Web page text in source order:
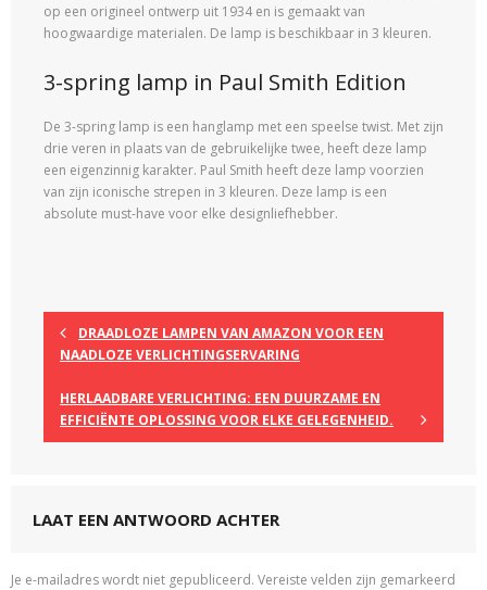
op een origineel ontwerp uit 1934 en is gemaakt van
hoogwaardige materialen. De lamp is beschikbaar in 3 kleuren.
3-spring lamp in Paul Smith Edition
De 3-spring lamp is een hanglamp met een speelse twist. Met zijn
drie veren in plaats van de gebruikelijke twee, heeft deze lamp
een eigenzinnig karakter. Paul Smith heeft deze lamp voorzien
van zijn iconische strepen in 3 kleuren. Deze lamp is een
absolute must-have voor elke designliefhebber.
DRAADLOZE LAMPEN VAN AMAZON VOOR EEN
NAADLOZE VERLICHTINGSERVARING
HERLAADBARE VERLICHTING: EEN DUURZAME EN
EFFICIËNTE OPLOSSING VOOR ELKE GELEGENHEID.
LAAT EEN ANTWOORD ACHTER
Je e-mailadres wordt niet gepubliceerd. Vereiste velden zijn gemarkeerd